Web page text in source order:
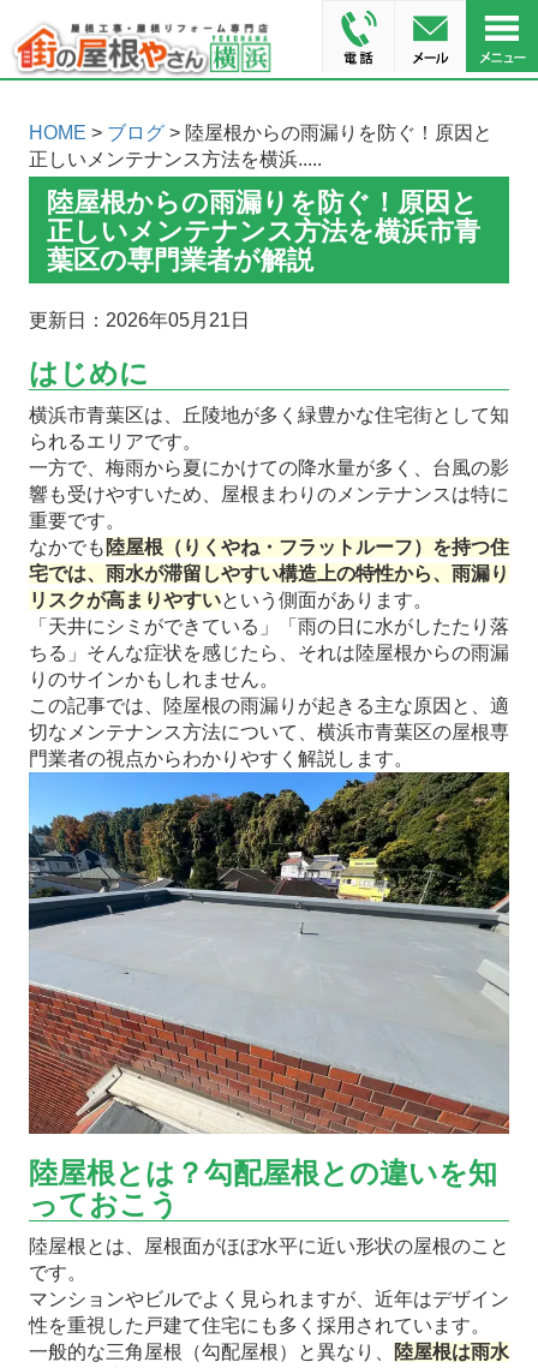
HOME > ブログ> 陸屋根からの雨漏りを防ぐ！原因と
正しいメンテナンス方法を横浜.....
陸屋根からの雨漏りを防ぐ！原因と
正しいメンテナンス方法を横浜市青
葉区の専門業者が解説
更新日：2026年05月21日
はじめに
横浜市青葉区は、丘陵地が多く緑豊かな住宅街として知
られるエリアです。
一方で、梅雨から夏にかけての降水量が多く、台風の影
響も受けやすいため、屋根まわりのメンテナンスは特に
重要です。
なかでも 陸屋根（りくやね・フラットルーフ）を持つ住
宅では、雨水が滞留しやすい構造上の特性から、雨漏り
リスクが高まりやすいという側面があります。
「天井にシミができている」「雨の日に水がしたたり落
ちる」そんな症状を感じたら、それは陸屋根からの雨漏
りのサインかもしれません。
この記事では、陸屋根の雨漏りが起きる主な原因と、適
切なメンテナンス方法について、横浜市青葉区の屋根専
門業者の視点からわかりやすく解説します。
陸屋根とは？勾配屋根との違いを知
っておこう
陸屋根とは、屋根面がほぼ水平に近い形状の屋根のこと
です。
マンションやビルでよく見られますが、近年はデザイン
性を重視した戸建て住宅にも多く採用されています。
一般的な三角屋根（勾配屋根）と異なり、
陸屋根は雨水